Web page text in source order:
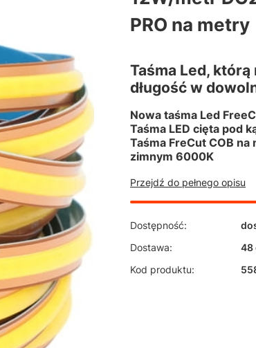
PRO na metry
Taśma Led,
długość w
Nowa taśma Led
Taśma LED cięta pod
Taśma FreCut COB na
zimnym 6000K
Przejdź do pełnego opisu
Dostępność:
Dostawa:
48
Kod produktu: